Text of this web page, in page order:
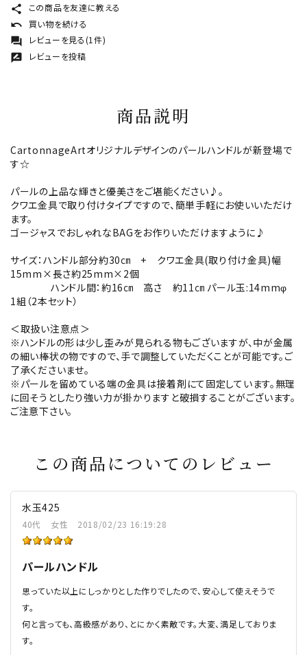
share この商品を友達に教える
undo 買い物を続ける
forum レビューを見る(1件)
rate_review レビューを投稿
商品説明
CartonnageArtオリジナルデザインのパールハンドルが新登場で
す☆
パールの上品な輝きと優美さをご堪能ください♪。
クワエ金具で取り付けタイプですので、簡単手軽にお使いいただけ
ます。
ゴージャスでおしゃれなBAGをお作りいただけますように♪
サイズ：ハンドル部分約30㎝ + クワエ金具(取り付け金具)幅
15mm×長さ約25mm×2個
ハンドル間：約16㎝ 高さ 約11㎝ パール玉:14mmφ
1組（2本セット）
＜取扱い注意点＞
※ハンドルの形は少し歪みが見られる物もございますが、中が金属
の細い棒状の物ですので、手で調整していただくことが可能です。ご
了承くださいませ。
※パールを留めている端の金具は接着剤にて固定しています。無理
に回そうとしたり強い力が掛かりますと破損することがございます。
ご注意下さい。
この商品についてのレビュー
水玉425
40代 女性 2018/02/23 16:19:28
パールハンドル
思っていた以上にしっかりとした作りでしたので、安心して使えそうで
す。
何と言っても、高級感があり、とにかく素敵です。大変、満足しておりま
す。